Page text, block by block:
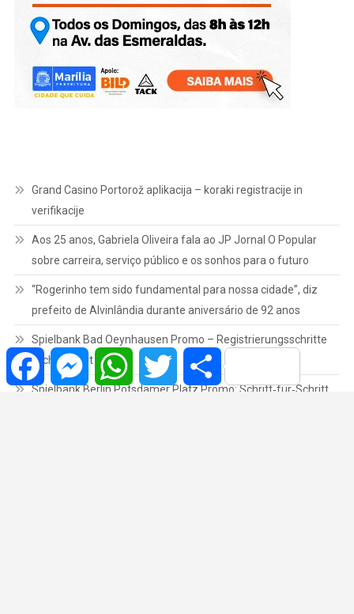
Grand Casino Portorož aplikacija – koraki registracije in
verifikacije
Aos 25 anos, Gabriela Oliveira fala ao JP Jornal O Popular
sobre carreira, serviço público e os sonhos para o futuro
“Rogerinho tem sido fundamental para nossa cidade”, diz
prefeito de Alvinlândia durante aniversário de 92 anos
Spielbank Bad Oeynhausen Promo – Registrierungsschritte
leicht erklärt
Spielbank Berlin Potsdamer Platz Promo: Schritt‑für‑Schritt
FacebookMessengerWhatsAppTwitter Share